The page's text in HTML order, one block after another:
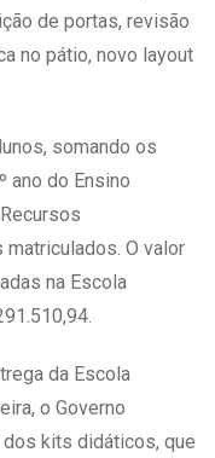
de portas, revisão
no pátio, novo layout
somando os
ano do Ensino
O valor
na Escola
da Escola
o Governo
kits didáticos, que